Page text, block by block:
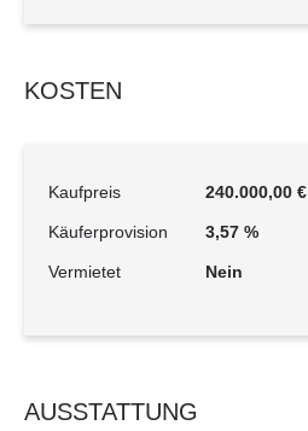
KOSTEN
Kaufpreis 240.000,00 €
Käuferprovision 3,57 %
Vermietet Nein
AUSSTATTUNG